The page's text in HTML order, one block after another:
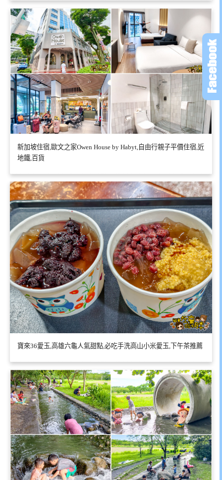
新加坡住宿,歐文之家Owen House by Habyt,自由行親子平價住宿,近
地鐵,百貨
寶來36愛玉,高雄六龜人氣甜點,必吃手洗高山小米愛玉,下午茶推薦